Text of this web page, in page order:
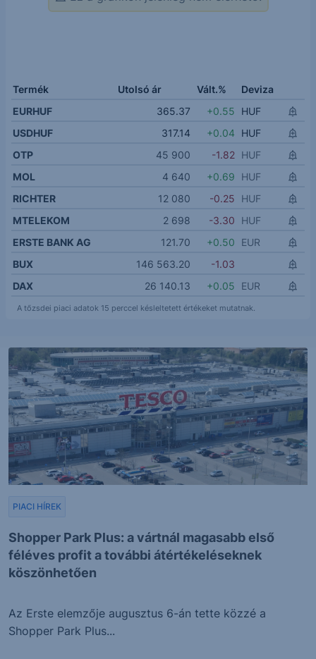
Termék Utolsó ár Vált.%
Deviza
EURHUF
365.37 +0.55
HUF
USDHUF
317.14 +0.04
HUF
OTP
45 900 -1.82 HUF
MOL
4 640 +0.69
HUF
RICHTER
12 080 -0.25
HUF
MTELEKOM
2 698 -3.30
HUF
ERSTE BANK AG
121.70 +0.50
EUR
BUX
146 563.20
-1.03
DAX
26 140.13 +0.05 EUR
A tőzsdei piaci adatok 15 perccel késleltetett értékeket mutatnak.
Shopper Park Plus: a vártnál magasabb első
féléves profit a további átértékeléseknek
köszönhetően
PIACI HÍREK
Az Erste elemzője augusztus 6-án tette közzé a
Shopper Park Plus...